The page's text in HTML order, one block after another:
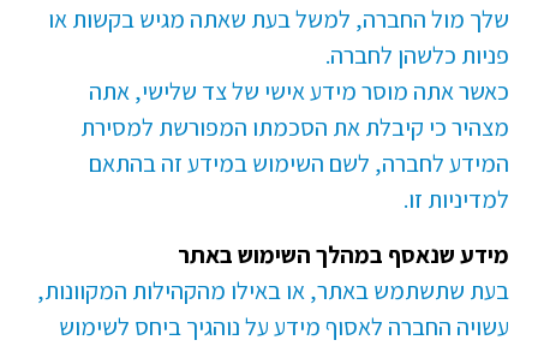
שלך מול החברה, למשל בעת שאתה מגיש בקשות או
פניות כלשהן לחברה.
כאשר אתה מוסר מידע אישי של צד שלישי, אתה
מצהיר כי קיבלת את הסכמתו המפורשת למסירת
המידע לחברה, לשם השימוש במידע זה בהתאם
למדיניות זו.
מידע שנאסף במהלך השימוש באתר
בעת שתשתמש באתר, או באילו מהקהילות המקוונות,
עשויה החברה לאסוף מידע על נוהגיך ביחס לשימוש